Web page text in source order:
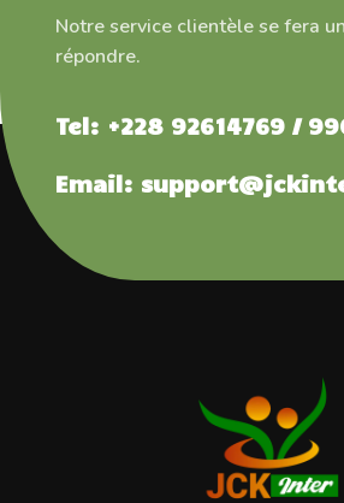
Notre service clientèle se fera
répondre.
Tel: +228 92614769 /
Email: